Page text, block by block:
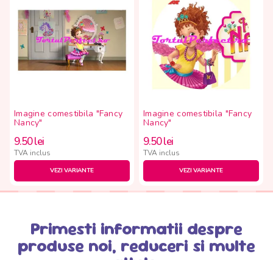
Imagine comestibila "Fancy
Nancy"
9.50lei
TVA inclus
VEZI VARIANTE
Imagine comestibila "Fancy
Nancy"
9.50lei
TVA inclus
VEZI VARIANTE
Primesti informatii despre
produse noi, reduceri si multe